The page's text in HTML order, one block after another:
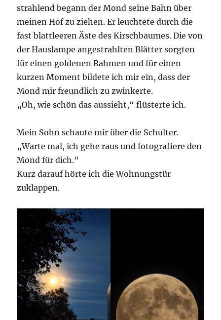
strahlend begann der Mond seine Bahn über
meinen Hof zu ziehen. Er leuchtete durch die
fast blattleeren Äste des Kirschbaumes. Die von
der Hauslampe angestrahlten Blätter sorgten
für einen goldenen Rahmen und für einen
kurzen Moment bildete ich mir ein, dass der
Mond mir freundlich zu zwinkerte.
„Oh, wie schön das aussieht,“ flüsterte ich.
Mein Sohn schaute mir über die Schulter.
„Warte mal, ich gehe raus und fotografiere den
Mond für dich.“
Kurz darauf hörte ich die Wohnungstür
zuklappen.